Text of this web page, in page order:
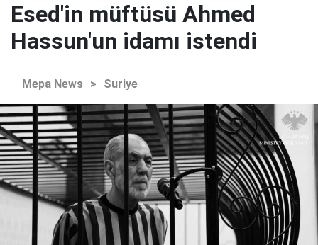
Esed'in müftüsü Ahmed
Hassun'un idamı istendi
Mepa News > Suriye